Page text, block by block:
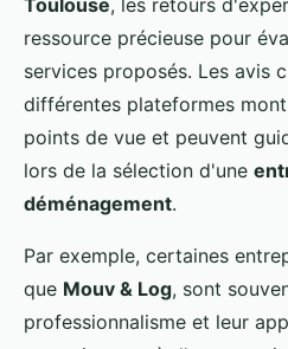
ressource précieuse pour
services proposés. Les avis
différentes plateformes
points de vue et peuvent
lors de la sélection d'une
déménagement.
Par exemple, certaines
que Mouv & Log, sont
professionnalisme et leur